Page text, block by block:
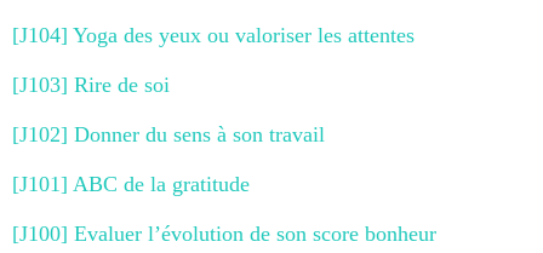
[J104] Yoga des yeux ou valoriser les attentes
[J103] Rire de soi
[J102] Donner du sens à son travail
[J101] ABC de la gratitude
[J100] Evaluer l’évolution de son score bonheur